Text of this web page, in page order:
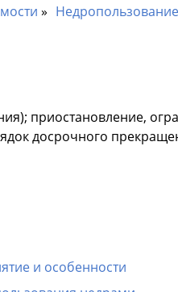
Недропользование
приостановление,
досрочного
и особенности